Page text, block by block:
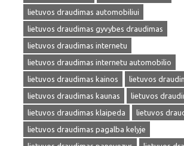
lietuvos draudimas automobiliui
lietuvos draudimas gyvybes draudimas
lietuvos draudimas internetu
lietuvos draudimas internetu automobilio
lietuvos draudimas kainos
lietuvos
lietuvos draudimas kaunas
lietuvos
lietuvos draudimas klaipeda
lietuvos
lietuvos draudimas pagalba kelyje